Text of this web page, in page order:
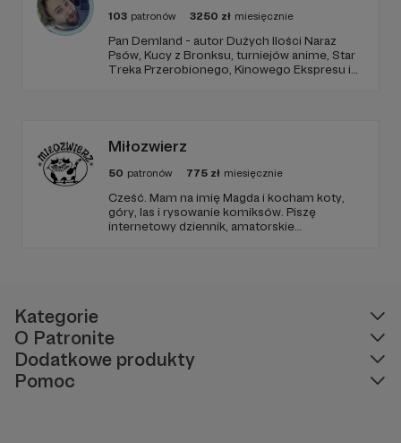
103 patronów 3250 zł miesięcznie
Pan Demland - autor Dużych Ilości Naraz
Psów, Kucy z Bronksu, turniejów anime, Star
Treka Przerobionego, Kinowego Ekspresu i
Miłozwierz
50 patronów 775 zł miesięcznie
Cześć. Mam na imię Magda i kocham koty,
góry, las i rysowanie komiksów. Piszę
internetowy dziennik, amatorskie
Kategorie
O Patronite
Dodatkowe produkty
Pomoc